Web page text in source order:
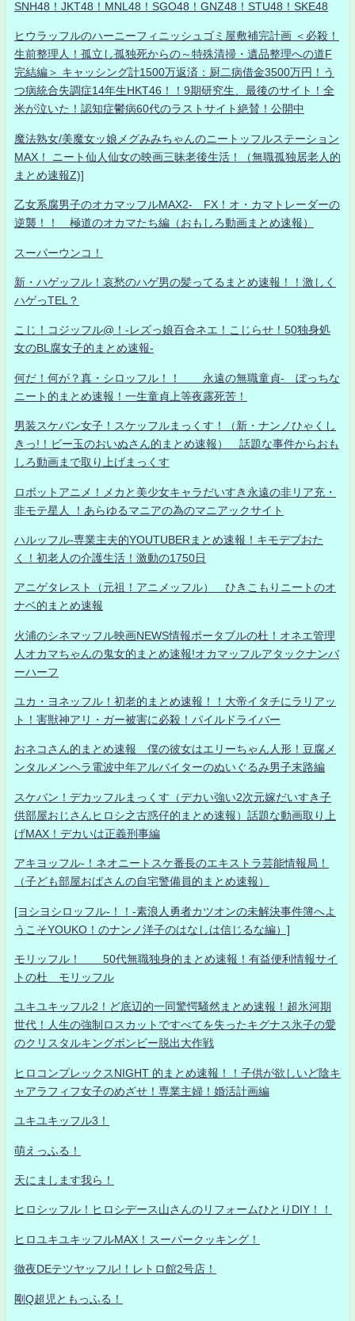
SNH48！JKT48！MNL48！SGO48！GNZ48！STU48！SKE48
ヒウラッフルのハーニーフィニッシュゴミ屋敷補完計画 ＜必殺！
生前整理人！孤立し孤独死からの～特殊清掃・遺品整理への道F
完結編＞ キャッシング計1500万返済：厨二病借金3500万円！う
つ病統合失調症14年生HKT46！！9期研究生、最後のサイト！全
米が泣いた！認知症鬱病60代のラストサイト絶賛！公開中
魔法熟女/美魔女ッ娘メグみみちゃんのニートッフルステーション
MAX！ ニート仙人仙女の映画三昧老後生活！（無職孤独居老人的
まとめ速報Z)]
乙女系腐男子のオカマッフルMAX2- FX！オ・カマトレーダーの
逆襲！！ 極道のオカマたち編（おもしろ動画まとめ速報）
スーパーウンコ！
新・ハゲッフル！哀愁のハゲ男の髪ってるまとめ速報！！激しく
ハゲっTEL？
こじ！コジッフル@！-レズっ娘百合ネエ！こじらせ！50独身処
女のBL腐女子的まとめ速報-
何だ！何が？真・シロッフル！！ 永遠の無職童貞- ぼっちな
ニート的まとめ速報！一生童貞上等夜露死苦！
男装スケバン女子！スケッフルまっくす！（新・ナンノひゃくし
きっ!！ビー玉のおいぬさん的まとめ速報） 話題な事件からおも
しろ動画まで取り上げまっくす
ロボットアニメ！メカと美少女キャラだいすき永遠の非リア充・
非モテ星人 ！あらゆるマニアの為のマニアックサイト
ハルッフル-専業主夫的YOUTUBERまとめ速報！キモデブおた
く！初老人の介護生活！激動の1750日
アニゲタレスト（元祖！アニメッフル） ひきこもりニートのオ
ナベ的まとめ速報
火浦のシネマッフル映画NEWS情報ポータブルの杜！オネエ管理
人オカマちゃんの鬼女的まとめ速報!オカマッフルアタックナンバ
ーハーフ
ユカ・ヨネッフル！初老的まとめ速報！！大帝イタチにラリアッ
ト！害獣神アリ・ガー被害に必殺！パイルドライバー
おネコさん的まとめ速報 僕の彼女はエリーちゃん人形！豆腐メ
ンタルメンヘラ電波中年アルバイターのぬいぐるみ男子末路編
スケバン！デカッフルまっくす（デカい強い2次元嫁だいすき子
供部屋おじさんヒロシ之古惑仔的まとめ速報）話題な動画取り上
げMAX！デカいは正義刑事編
アキヨッフル-！ネオニートスケ番長のエキストラ芸能情報局！
（子ども部屋おばさんの自宅警備員的まとめ速報）
[ヨシヨシロッフル-！！-素浪人勇者カツオンの未解決事件簿へよ
うこそYOUKO！のナンノ洋子のはなしは信じるな編）]
モリッフル！ 50代無職独身的まとめ速報！有益便利情報サイ
トの杜 モリッフル
ユキユキッフル2！ど底辺的一同驚愕騒然まとめ速報！超氷河期
世代！人生の強制ロスカットですべてを失ったキグナス氷子の愛
のクリスタルキングボンビー脱出大作戦
ヒロコンプレックスNIGHT 的まとめ速報！！子供が欲しいど陰キ
ャアラフィフ女子のめざせ！専業主婦！婚活計画編
ユキユキッフル3！
萌えっふる！
天にまします我ら！
ヒロシッフル！ヒロシデース山さんのリフォームひとりDIY！！
ヒロユキユキッフルMAX！スーパークッキング！
徹夜DEテツヤッフル!！レトロ館2号店！
剛Q超児ともっふる！